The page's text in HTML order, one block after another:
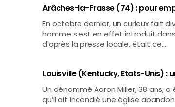
Arâches-la-Frasse (74) : pour
En octobre dernier, un curieux fait
homme s’est en effet introduit
d’après la presse locale, était de…
Louisville (Kentucky, Etats-Unis) :
Un dénommé Aaron Miller, 38 ans,
qu’il ait incendié une église